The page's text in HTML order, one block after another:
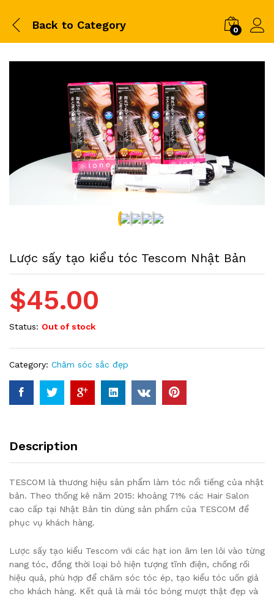
Back to Category 0
Lược sấy tạo kiểu tóc Tescom Nhật Bản
$45.00
Status: Out of stock
Category: Chăm sóc sắc đẹp
Description
TESCOM là thương hiệu sản phẩm làm tóc nổi tiếng của nhật
bản. Theo thống kê năm 2015: khoảng 71% các Hair Salon
cao cấp tại Nhật Bản tin dùng sản phẩm của TESCOM để
phục vụ khách hàng.
Lược sấy tạo kiểu Tescom với các hạt ion âm len lỏi vào từng
nang tóc, đồng thời loại bỏ hiện tượng tĩnh điện, chống rối
hiệu quả, phù hợp để chăm sóc tóc ép, tạo kiểu tóc uốn giả
cho khách hàng. Kết quả là mái tóc bóng mượt thật đẹp và